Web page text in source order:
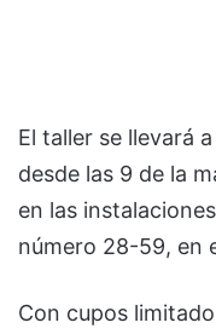
El taller se llevará
desde las 9 de la
en las
número 28-59, en
Con cupos